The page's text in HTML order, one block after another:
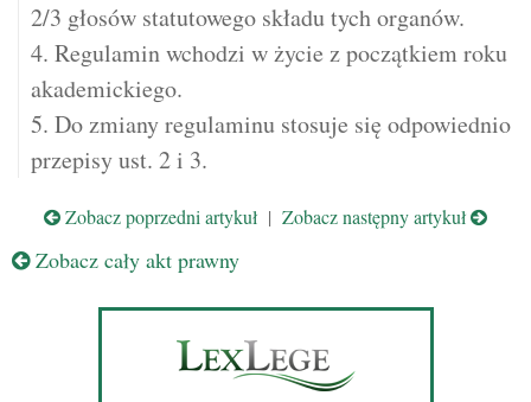
2/3 głosów statutowego składu tych organów.
4. Regulamin wchodzi w życie z początkiem roku
akademickiego.
5. Do zmiany regulaminu stosuje się odpowiednio
przepisy ust. 2 i 3.
Zobacz poprzedni artykuł | Zobacz następny artykuł
Zobacz cały akt prawny